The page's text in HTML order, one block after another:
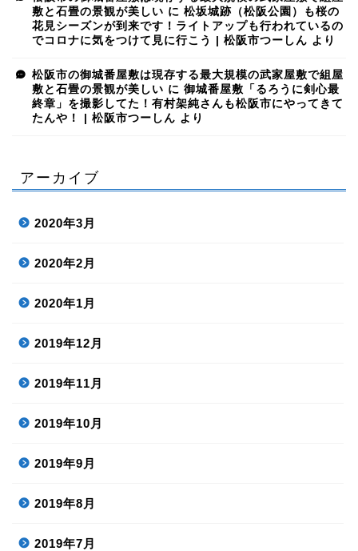
敷と石畳の景観が美しい に 松坂城跡（松阪公園）も桜の
花見シーズンが到来です！ライトアップも行われているの
でコロナに気をつけて見に行こう | 松阪市つーしん より
松阪市の御城番屋敷は現存する最大規模の武家屋敷で組屋
敷と石畳の景観が美しい に 御城番屋敷「るろうに剣心最
終章」を撮影してた！有村架純さんも松阪市にやってきて
たんや！ | 松阪市つーしん より
アーカイブ
2020年3月
2020年2月
2020年1月
2019年12月
2019年11月
2019年10月
2019年9月
2019年8月
2019年7月